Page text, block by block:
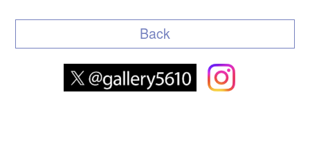
Back